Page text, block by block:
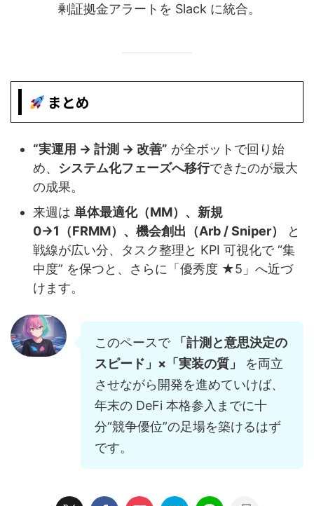
剰証拠金アラートを Slack に統合。
まとめ
“実運用 → 計測 → 改善” が全ボットで回り始
め、 システム化フェーズへ移行できたのが最大
の成果。
来週は 単体最適化（MM）、新規
0→1（FRMM）、機会創出（Arb / Sniper）
と
戦線が広い分、タスク整理と KPI 可視化で “集
中度” を保つと、さらに「優秀度 ★5」へ近づ
けます。
このペースで
「計測と意思決定の
スピード」×「実装の質」
を両立
させながら開発を進めていけば、
年末の DeFi 本格参入までに十
分“競争優位”の足場を築けるはず
です。